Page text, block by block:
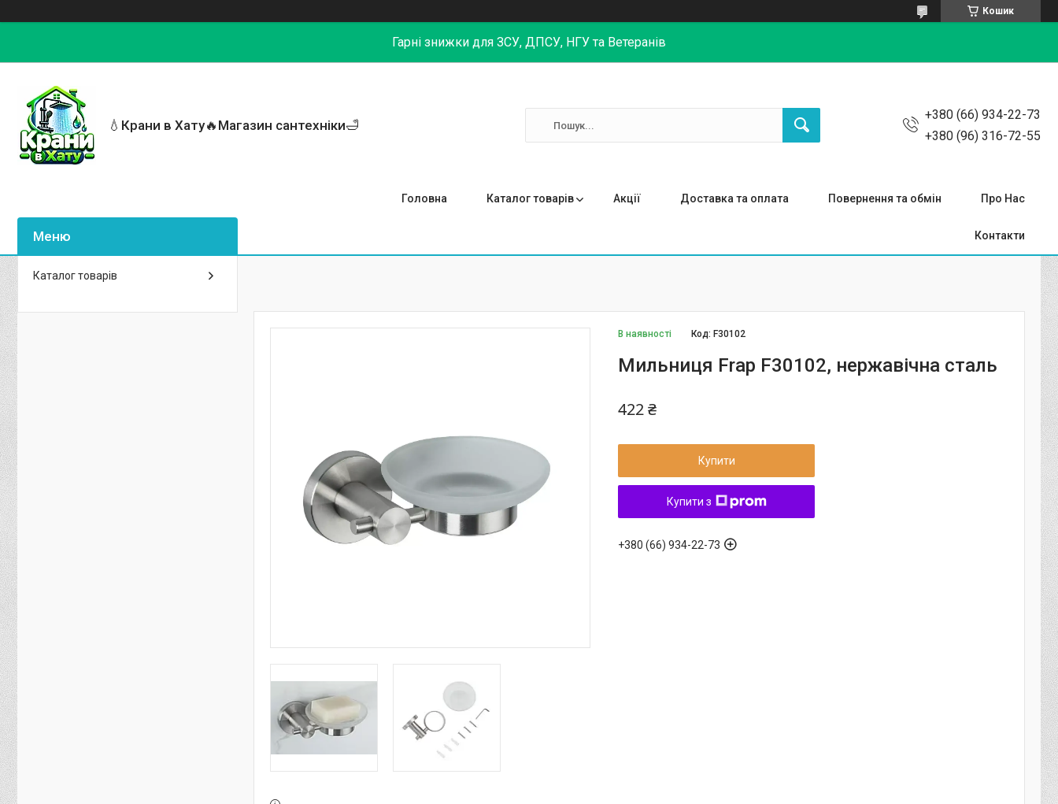
Кошик
Гарні знижки для ЗСУ, ДПСУ, НГУ та Ветеранів
💧Крани в Хату🔥Магазин сантехніки🛁
+380 (66) 934-22-73
+380 (96) 316-72-55
Головна Каталог товарів Акції Доставка та оплата Повернення та обмін Про Нас
Контакти
В наявності Код: F30102
Мильниця Frap F30102, нержавічна сталь
422 ₴
Купити
Купити з
+380 (66) 934-22-73
Каталог товарів